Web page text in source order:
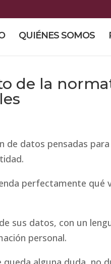
QUIÉNES SOMOS
de la
de datos pensadas
perfectamente qué
sus datos, con un
personal.